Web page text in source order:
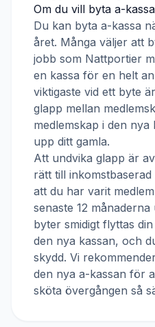
Om du vill byta a-kassa
Du kan byta a-kassa
året. Många väljer att
jobb som Nattportier
en kassa för en helt
viktigaste vid ett byte
glapp mellan
medlemskap i den
upp ditt gamla.
Att undvika glapp är
rätt till
att du har varit
senaste 12
byter smidigt flyttas
den nya kassan, och
skydd. Vi
den nya a-kassan för
sköta övergången så